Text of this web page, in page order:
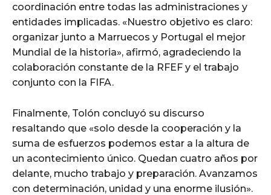
coordinación entre todas las administraciones y
entidades implicadas. «Nuestro objetivo es claro:
organizar junto a Marruecos y Portugal el mejor
Mundial de la historia», afirmó, agradeciendo la
colaboración constante de la RFEF y el trabajo
conjunto con la FIFA.
Finalmente, Tolón concluyó su discurso
resaltando que «solo desde la cooperación y la
suma de esfuerzos podemos estar a la altura de
un acontecimiento único. Quedan cuatro años por
delante, mucho trabajo y preparación. Avanzamos
con determinación, unidad y una enorme ilusión».